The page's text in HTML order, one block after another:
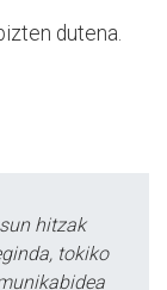
dutena.
hitzak
tokiko